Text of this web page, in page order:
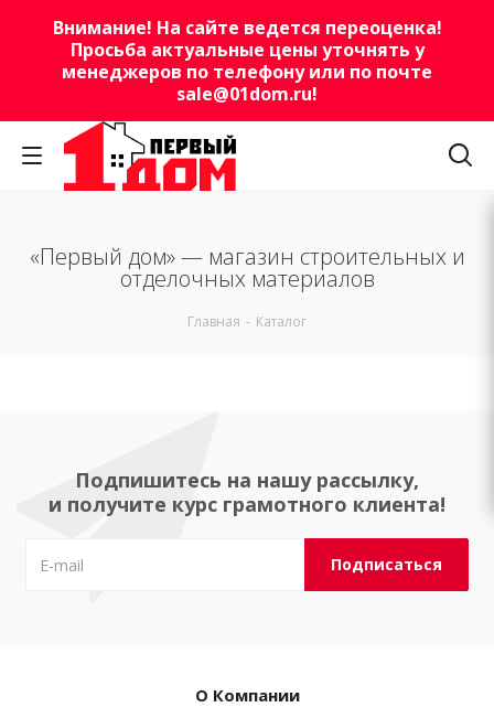
Внимание! На сайте ведется переоценка!
Просьба актуальные цены уточнять у
менеджеров по телефону или по почте
sale@01dom.ru!
«Первый дом» — магазин строительных и
отделочных материалов
Главная - Каталог
Подпишитесь на нашу рассылку,
и получите курс грамотного клиента!
О Компании